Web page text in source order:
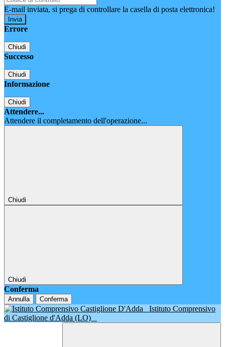
E-mail inviata, si prega di controllare la casella di posta elettronica!
Errore
Chiudi
Successo
Chiudi
Informazione
Chiudi
Attendere...
Attendere il completamento dell'operazione...
Chiudi
Chiudi
Conferma
Annulla Conferma
Istituto Comprensivo
di Castiglione d'Adda (LO)